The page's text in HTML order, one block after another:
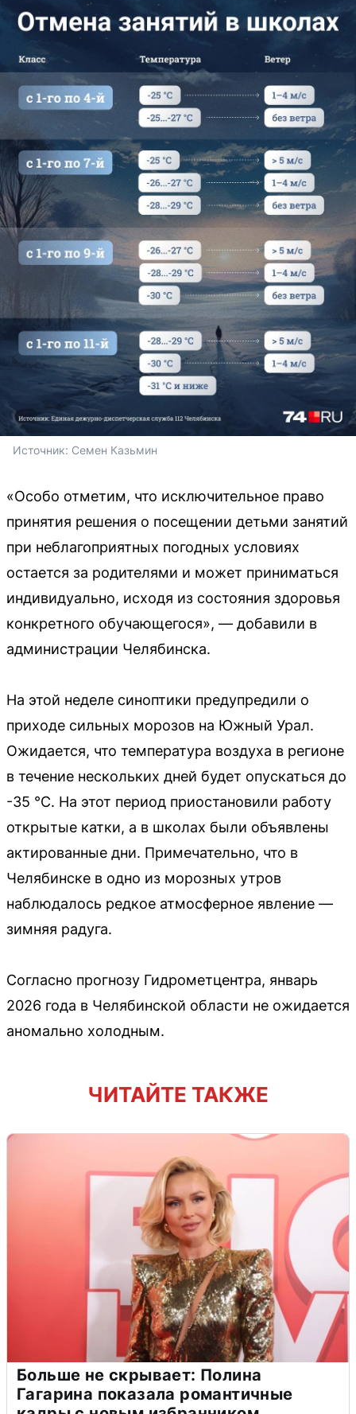
Источник: Семен Казьмин
«Особо отметим, что исключительное право
принятия решения о посещении детьми занятий
при неблагоприятных погодных условиях
остается за родителями и может приниматься
индивидуально, исходя из состояния здоровья
конкретного обучающегося», — добавили в
администрации Челябинска.
На этой неделе синоптики предупредили о
приходе сильных морозов на Южный Урал.
Ожидается, что температура воздуха в регионе
в течение нескольких дней будет опускаться до
-35 °C. На этот период приостановили работу
открытые катки, а в школах были объявлены
актированные дни. Примечательно, что в
Челябинске в одно из морозных утров
наблюдалось редкое атмосферное явление —
зимняя радуга.
Согласно прогнозу Гидрометцентра, январь
2026 года в Челябинской области не ожидается
аномально холодным.
ЧИТАЙТЕ ТАКЖЕ
Больше не скрывает: Полина
Гагарина показала романтичные